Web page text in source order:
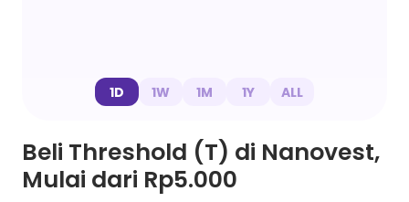
1D 1W 1M 1Y ALL
Beli Threshold (T) di Nanovest,
Mulai dari Rp5.000